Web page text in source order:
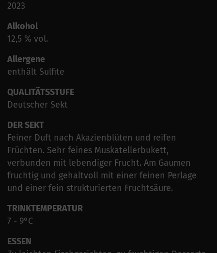
2023
Alkohol
12,5 % vol.
Allergene
enthält Sulfite
QUALITÄTSSTUFE
Deutscher Sekt
DER SEKT
Feiner Duft nach Akazienblüten und reifen
Früchten. Sehr feines Muskatellerbukett,
verbunden mit lebendiger Frucht. Am Gaumen
fruchtig und gehaltvoll mit einer feinen Perlage
und einer fein strukturierten Fruchtsäure.
TRINKTEMPERATUR
7 - 9°C
ESSEN